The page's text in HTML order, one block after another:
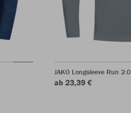
JAKO Longsleeve Run 2.0
ab 23,39 €